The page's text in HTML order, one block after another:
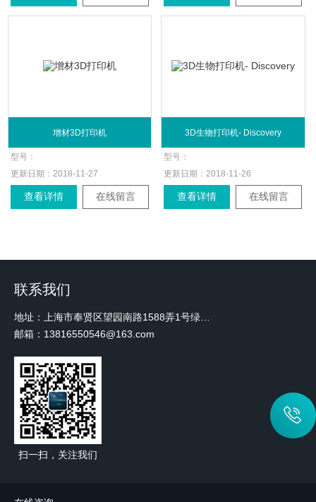
增材3D打印机
型号：
更新日期： 2018-11-27
查看详情 在线留言
3D生物打印机- Discovery
型号：
更新日期： 2018-11-26
查看详情 在线留言
联系我们
地址：上海市奉贤区望园南路1588弄1号绿地未来中心A3 2110室
邮箱：13816550546@163.com
扫一扫，关注我们